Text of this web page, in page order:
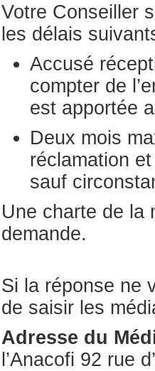
Votre Conseiller
les délais
Accusé
compter de
est apportée
Deux mois
réclamation
sauf
Une charte de la
demande.
Si la réponse ne
de saisir les
Adresse du
l’Anacofi 92 rue